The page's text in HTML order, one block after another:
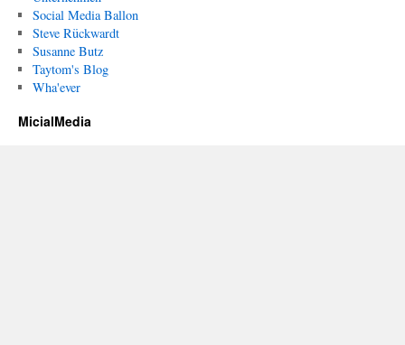
Social Media Ballon
Steve Rückwardt
Susanne Butz
Taytom's Blog
Wha'ever
MicialMedia